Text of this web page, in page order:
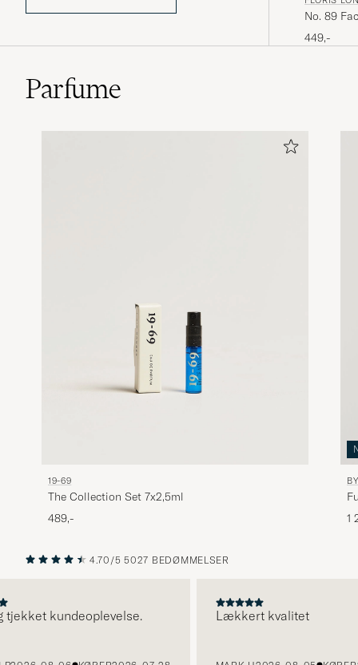
derfor stadig lige så høj, som den altid
No. 89
449,-
Parfume
19-69
The Collection Set 7x2,5ml
489,-
1
FORRIGE
4.70/5 5027 BEDØMMELSER
kundeoplevelse. Lækkert kvalitet